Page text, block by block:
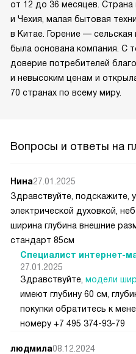
от 12 до 36 месяцев.
и Чехия, малая бытовая
в Китае. Горение —
была основана компания. С
доверие потребителей
и невысоким ценам и
70 странах по всему миру.
Вопросы и ответы на
Нина27.01.2025
Здравствуйте, подскажите,
электрической духовкой,
ширина глубина внешние
стандарт 85см
Специалист интернет-
27.01.2025
Здравствуйте, модели
имеют глубину 60 см,
покупки обратитесь к
номеру +7 495 374-93-79
людмила08.12.2024